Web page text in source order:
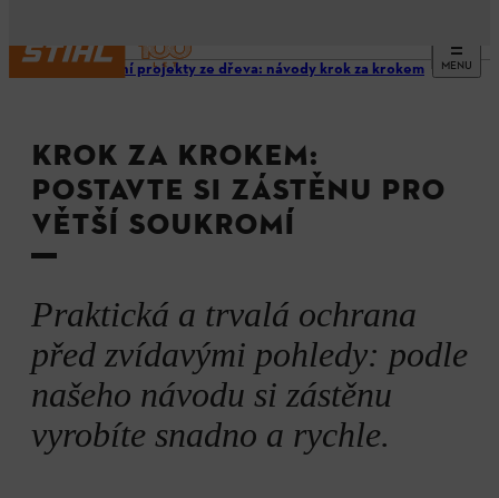
MENU
Zahradní projekty ze dřeva: návody krok za krokem
KROK ZA KROKEM:
POSTAVTE SI ZÁSTĚNU PRO
VĚTŠÍ SOUKROMÍ
Praktická a trvalá ochrana
před zvídavými pohledy: podle
našeho návodu si zástěnu
vyrobíte snadno a rychle.